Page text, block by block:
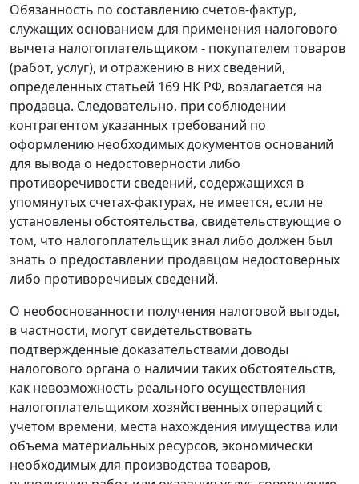
Обязанность по составлению счетов-фактур,
служащих основанием для применения налогового
вычета налогоплательщиком - покупателем товаров
(работ, услуг), и отражению в них сведений,
определенных статьей 169 НК РФ, возлагается на
продавца. Следовательно, при соблюдении
контрагентом указанных требований по
оформлению необходимых документов оснований
для вывода о недостоверности либо
противоречивости сведений, содержащихся в
упомянутых счетах-фактурах, не имеется, если не
установлены обстоятельства, свидетельствующие о
том, что налогоплательщик знал либо должен был
знать о предоставлении продавцом недостоверных
либо противоречивых сведений.
О необоснованности получения налоговой выгоды,
в частности, могут свидетельствовать
подтвержденные доказательствами доводы
налогового органа о наличии таких обстоятельств,
как невозможность реального осуществления
налогоплательщиком хозяйственных операций с
учетом времени, места нахождения имущества или
объема материальных ресурсов, экономически
необходимых для производства товаров,